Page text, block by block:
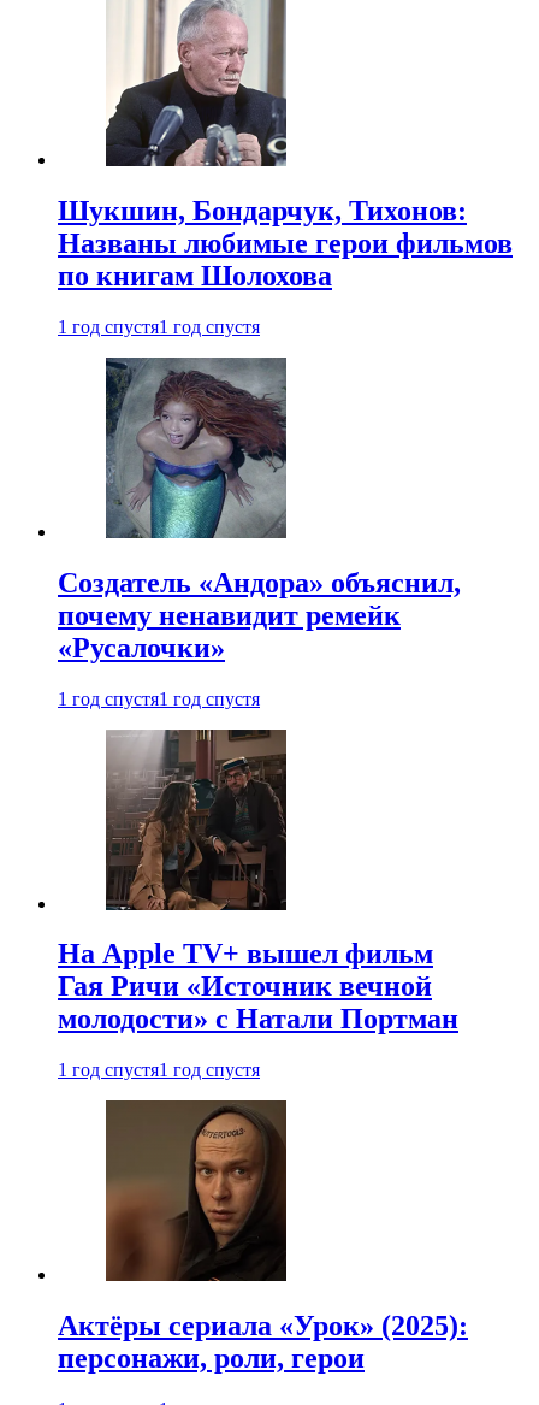
Шукшин, Бондарчук, Тихонов:
Названы любимые герои фильмов
по книгам Шолохова
1 год спустя1 год спустя
Создатель «Андора» объяснил,
почему ненавидит ремейк
«Русалочки»
1 год спустя1 год спустя
На Apple TV+ вышел фильм
Гая Ричи «Источник вечной
молодости» с Натали Портман
1 год спустя1 год спустя
Актёры сериала «Урок» (2025):
персонажи, роли, герои